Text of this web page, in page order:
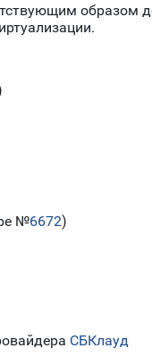
образом
№6672)
СБКлауд